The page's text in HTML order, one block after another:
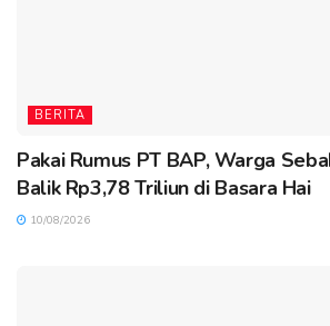
BERITA
Pakai Rumus PT BAP, Warga
Balik Rp3,78 Triliun di Basara Hai
10/08/2026